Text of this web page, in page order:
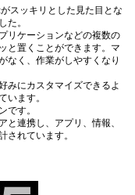
スッキリとした見た目とな
た。
リケーションなどの複数の
と置くことができます。マ
なく、作業がしやすくなり
みにカスタマイズできるよ
います。
です。
と連携し、アプリ、情報、
されています。